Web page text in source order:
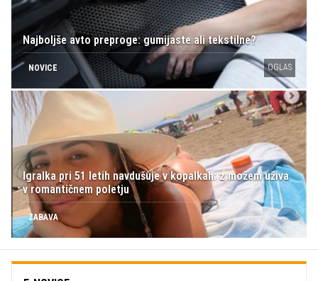
Najboljše avto preproge: gumijaste ali tekstilne?
NOVICE OGLAS
Igralka pri 51 letih navdušuje v kopalkah: z možem uživa
v romantičnem poletju
ZABAVA